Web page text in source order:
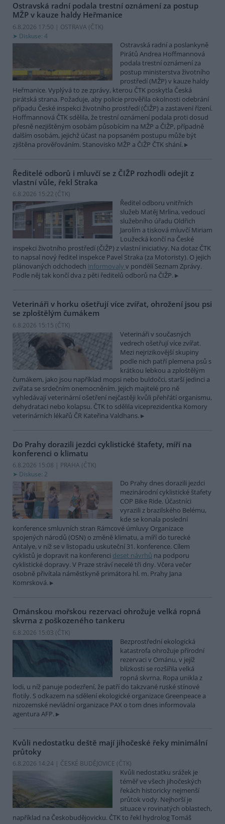
Ostravská radní podala trestní oznámení za postup
MŽP v kauze haldy Heřmanice
6.8.2026 17:50 | OSTRAVA (ČTK)
Diskuse: 4
Ostravská radní a poslankyně
Pirátů Andrea Hoffmannová
podala trestní oznámení za
postup ministerstva životního
prostředí (MŽP) v kauze haldy
Heřmanice. Vyplývá to ze zprávy, kterou ČTK poskytla Česká
pirátská strana. Požaduje, aby policie prověřila okolnosti odebrání
případu České inspekci životního prostředí (ČIŽP) a zastavení řízení.
Hoffmannová ČTK sdělila, že trestní oznámení podala proti dosud
přesně nezjištěným osobám působícím na MŽP a ČIŽP, případně
dalším osobám, jejichž účast na popsaném postupu může být
zjištěna prověřováním. Stanovisko MŽP a ČIŽP ČTK shání.
Ředitelé odborů i mluvčí se z ČIŽP rozhodli odejít z
vlastní vůle, řekl Straka
6.8.2026 15:22 (ČTK)
Ředitel odboru vnitřních
služeb Matěj Mrlina, vedoucí
služebního úřadu Oldřich
Jarolím a tisková mluvčí Miriam
Loužecká končí na České
inspekci životního prostředí (ČIŽP) z vlastní iniciativy. Na dotaz ČTK
to napsal nový ředitel inspekce Pavel Straka (za Motoristy). O jejich
plánovaných odchodech informovaly v pondělí Seznam Zprávy.
Podle něj tak končí dva z pěti ředitelů odborů na ČIŽP.
Veterináři v horku ošetřují více zvířat, ohrožení jsou psi
se zploštělým čumákem
6.8.2026 15:15 (ČTK)
Veterináři v současných
vedrech ošetřují více zvířat.
Mezi nejrizikovější skupiny
podle nich patří plemena psů s
krátkou lebkou a zploštělým
čumákem, jako jsou například mopsi nebo buldočci, starší jedinci a
zvířata se srdečním onemocněním. Jejich majitelé pro ně
vyhledávají veterinární ošetření nejčastěji kvůli přehřátí organismu,
dehydrataci nebo kolapsu. ČTK to sdělila viceprezidentka Komory
veterinárních lékařů ČR Kateřina Valdhans.
Do Prahy dorazili jezdci cyklistické štafety, míří na
konferenci o klimatu
6.8.2026 15:08 | PRAHA (ČTK)
Diskuse: 2
Do Prahy dnes dorazili jezdci
mezinárodní cyklistické štafety
COP Bike Ride. Účastníci
vyrazili z brazilského Belému,
kde se konala poslední
konference smluvních stran Rámcové úmluvy Organizace
spojených národů (OSN) o změně klimatu, a míří do turecké
Antalye, v níž se v listopadu uskuteční 31. konference. Cílem
cyklistů je dopravit na konferenci deset návrhů na podporu
cyklistické dopravy. V Praze stráví necelé tři dny. Včera večer
osobně přivítala náměstkyně primátora hl. m. Prahy Jana
Komrsková.
Ománskou mořskou rezervaci ohrožuje velká ropná
skvrna z poškozeného tankeru
6.8.2026 15:03 (ČTK)
Bezprostřední ekologická
katastrofa ohrožuje přírodní
rezervaci v Ománu, v jejíž
blízkosti se rozšířila velká
ropná skvrna. Ropa unikla z
lodi, u níž panuje podezření, že patří do takzvané ruské stínové
flotily. S odkazem na sdělení ekologické organizace Greenpeace a
nizozemské nevládní organizace PAX o tom dnes informovala
agentura AFP.
Kvůli nedostatku deště mají jihočeské řeky minimální
průtoky
6.8.2026 14:24 | ČESKÉ BUDĚJOVICE (ČTK)
Kvůli nedostatku srážek je
téměř ve všech jihočeských
řekách historicky nejmenší
průtok vody. Nejhorší je
situace v rovinatých oblastech,
například na Českobudějovicku. ČTK to řekl hydrolog Tomáš